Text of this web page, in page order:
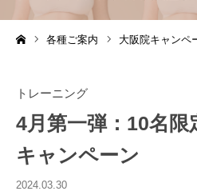
各種ご案内 大阪院キャンペ
トレーニング
4月第一弾：10名限
キャンペーン
2024.03.30